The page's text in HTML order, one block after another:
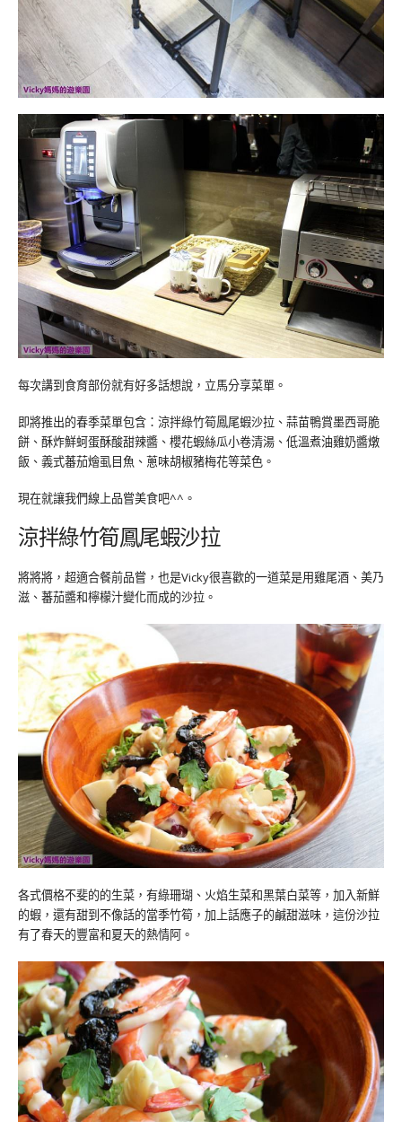
每次講到食育部份就有好多話想說，立馬分享菜單。
即將推出的春季菜單包含：涼拌綠竹筍鳳尾蝦沙拉、蒜苗鴨賞墨西哥脆
餅、酥炸鮮蚵蛋酥酸甜辣醬、櫻花蝦絲瓜小卷清湯、低溫煮油雞奶醬燉
飯、義式蕃茄燴虱目魚、蔥味胡椒豬梅花等菜色。
現在就讓我們線上品嘗美食吧^^。
涼拌綠竹筍鳳尾蝦沙拉
將將將，超適合餐前品嘗，也是Vicky很喜歡的一道菜是用雞尾酒、美乃
滋、蕃茄醬和檸檬汁變化而成的沙拉。
各式價格不斐的的生菜，有綠珊瑚、火焰生菜和黑葉白菜等，加入新鮮
的蝦，還有甜到不像話的當季竹筍，加上話應子的鹹甜滋味，這份沙拉
有了春天的豐富和夏天的熱情阿。